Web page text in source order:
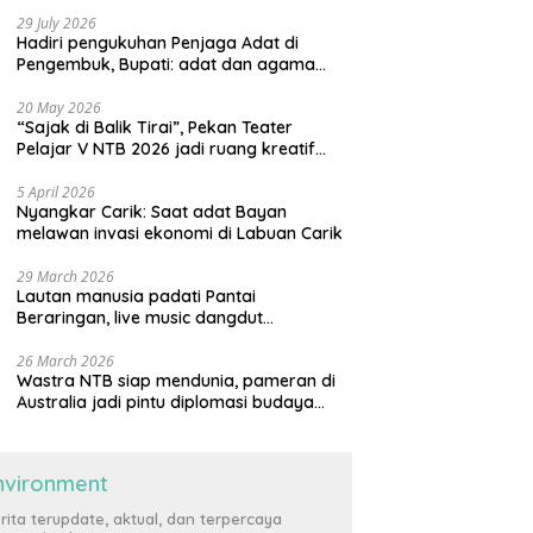
29 July 2026
Hadiri pengukuhan Penjaga Adat di
Pengembuk, Bupati: adat dan agama
20 May 2026
“Sajak di Balik Tirai”, Pekan Teater
Pelajar V NTB 2026 jadi ruang kreatif
5 April 2026
Nyangkar Carik: Saat adat Bayan
melawan invasi ekonomi di Labuan Carik
29 March 2026
Lautan manusia padati Pantai
Beraringan, live music dangdut
KLU
26 March 2026
Wastra NTB siap mendunia, pameran di
Australia jadi pintu diplomasi budaya
terupdate, aktual, dan terpercaya